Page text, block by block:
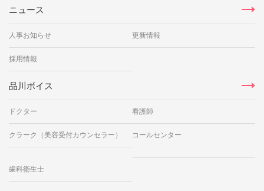
ニュース
人事お知らせ 更新情報
採用情報
品川ボイス
ドクター 看護師
クラーク（美容受付カウンセラー） コールセンター
歯科衛生士